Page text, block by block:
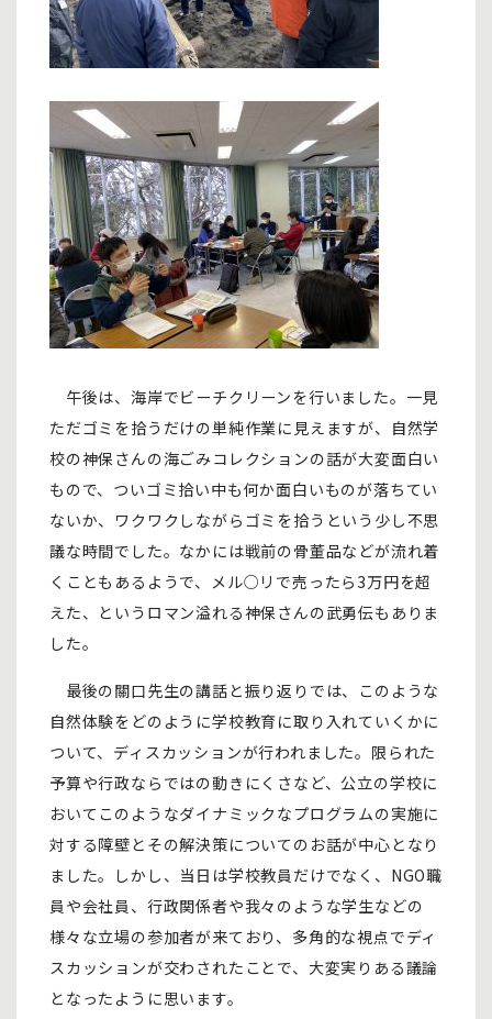
午後は、海岸でビーチクリーンを行いました。一見
ただゴミを拾うだけの単純作業に見えますが、自然学
校の神保さんの海ごみコレクションの話が大変面白い
もので、ついゴミ拾い中も何か面白いものが落ちてい
ないか、ワクワクしながらゴミを拾うという少し不思
議な時間でした。なかには戦前の骨董品などが流れ着
くこともあるようで、メル○リで売ったら3万円を超
えた、というロマン溢れる神保さんの武勇伝もありま
した。
最後の關口先生の講話と振り返りでは、このような
自然体験をどのように学校教育に取り入れていくかに
ついて、ディスカッションが行われました。限られた
予算や行政ならではの動きにくさなど、公立の学校に
おいてこのようなダイナミックなプログラムの実施に
対する障壁とその解決策についてのお話が中心となり
ました。しかし、当日は学校教員だけでなく、NGO職
員や会社員、行政関係者や我々のような学生などの
様々な立場の参加者が来ており、多角的な視点でディ
スカッションが交わされたことで、大変実りある議論
となったように思います。